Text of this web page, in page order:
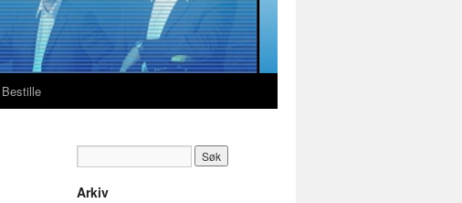
Bestille
Arkiv